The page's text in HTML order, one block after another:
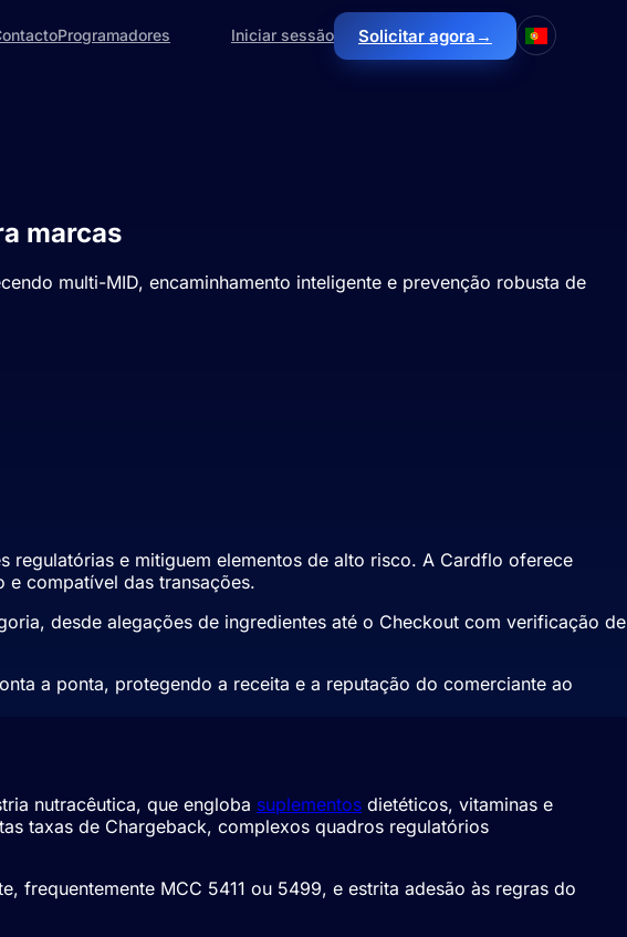
Programadores Iniciar sessão Solicitar agora →
marcas
multi-MID, encaminhamento inteligente e prevenção robusta de
regulatórias e mitiguem elementos de alto risco. A Cardflo oferece
e compatível das transações.
desde alegações de ingredientes até o Checkout com verificação de
a ponta, protegendo a receita e a reputação do comerciante ao
nutracêutica, que engloba suplementos dietéticos, vitaminas e
taxas de Chargeback, complexos quadros regulatórios
frequentemente MCC 5411 ou 5499, e estrita adesão às regras do